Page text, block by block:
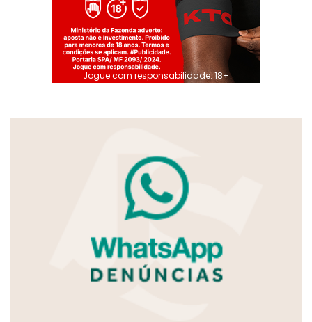
Jogue com responsabilidade. 18+